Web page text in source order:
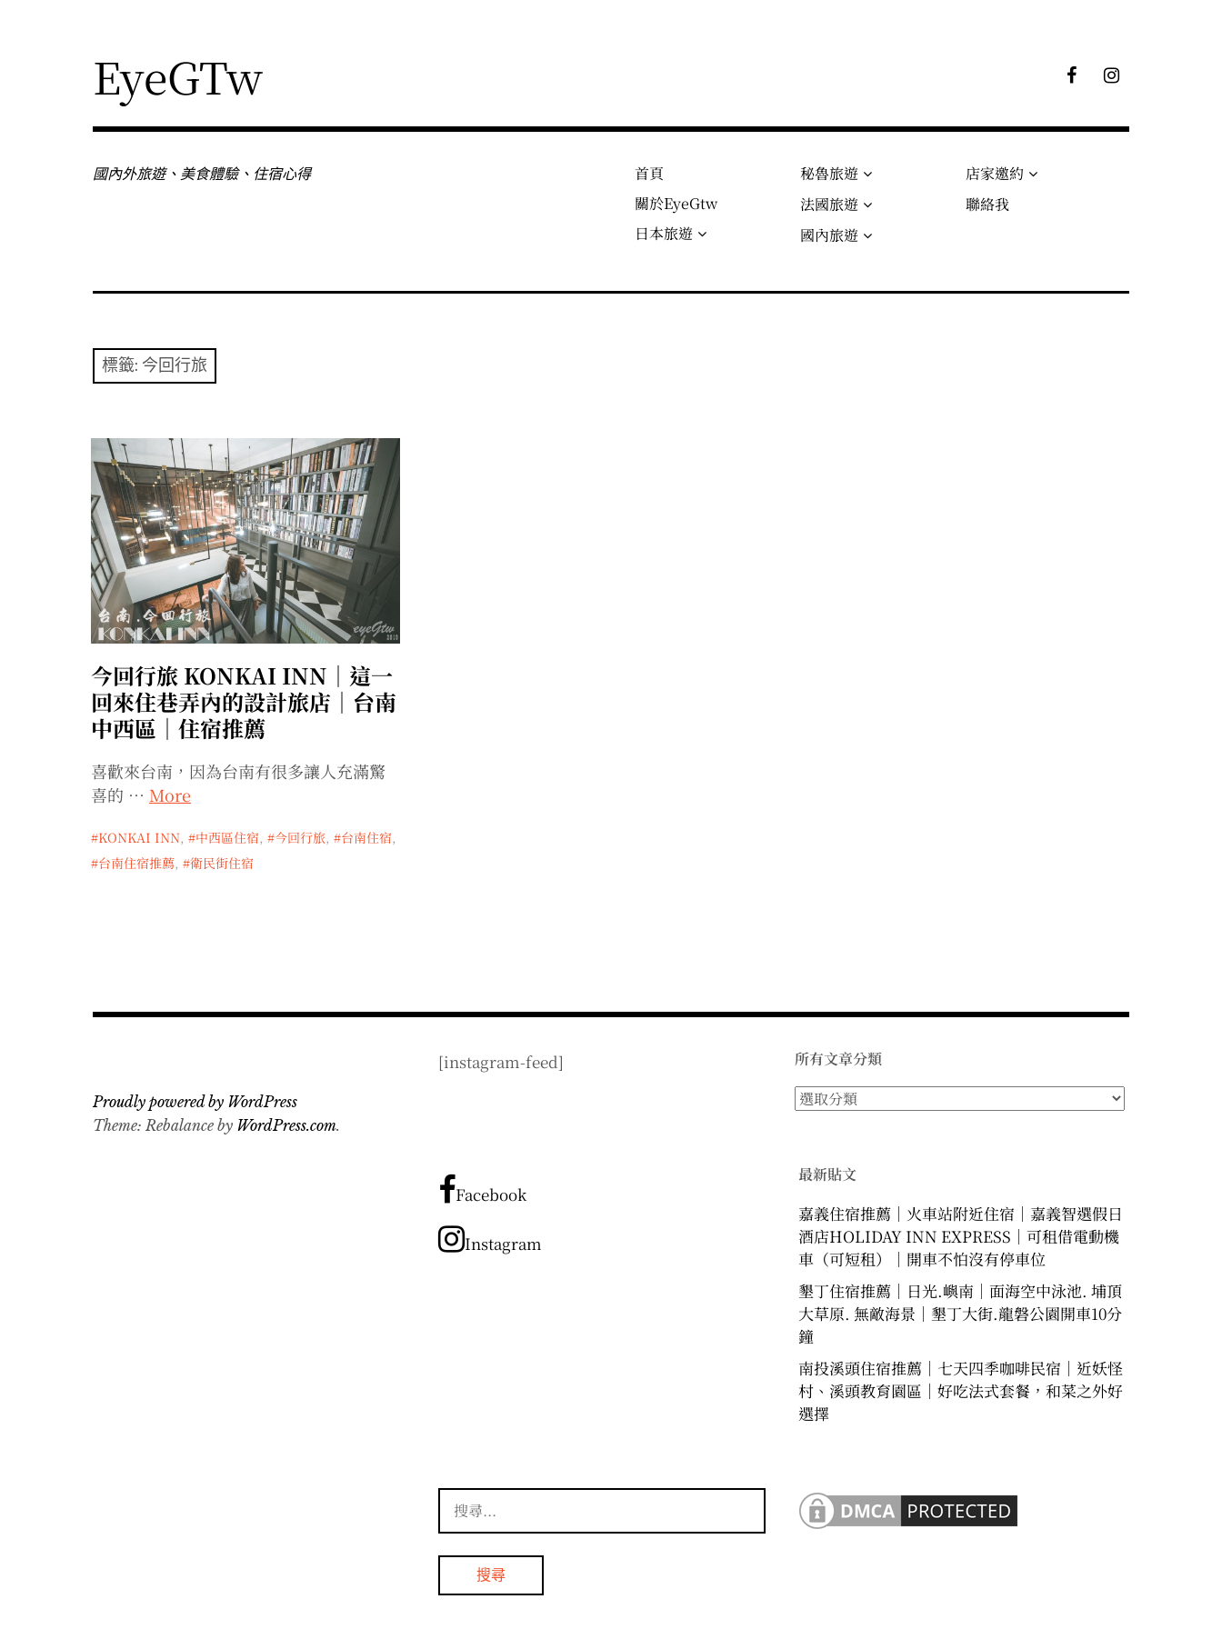
EyeGTw
絲
國內外旅遊、美食體驗、住宿心得
首頁
關於EyeGtw
日本旅遊
秘魯旅遊
法國旅遊
國內旅遊
店家邀約
聯絡我
標籤: 今回行旅
今回行旅 KONKAI INN｜這一
回來住巷弄內的設計旅店｜台南
中西區｜住宿推薦
喜歡來台南，因為台南有很多讓人充滿驚
喜的 … More
KONKAI INN, 中西區住宿, 今回行旅, 台南住宿,
台南住宿推薦, 衛民街住宿
[instagram-feed] 所有文章分類
所
章
分
類
Facebook
Instagram
最新貼文
嘉義住宿推薦｜火車站附近住宿｜嘉義智選假日
酒店HOLIDAY INN EXPRESS｜可租借電動機
車（可短租）｜開車不怕沒有停車位
墾丁住宿推薦｜日光.嶼南｜面海空中泳池. 埔頂
大草原. 無敵海景｜墾丁大街.龍磐公園開車10分
鐘
南投溪頭住宿推薦｜七天四季咖啡民宿｜近妖怪
村、溪頭教育園區｜好吃法式套餐，和菜之外好
選擇
字:
Proudly powered by WordPress
Theme: Rebalance by WordPress.com.